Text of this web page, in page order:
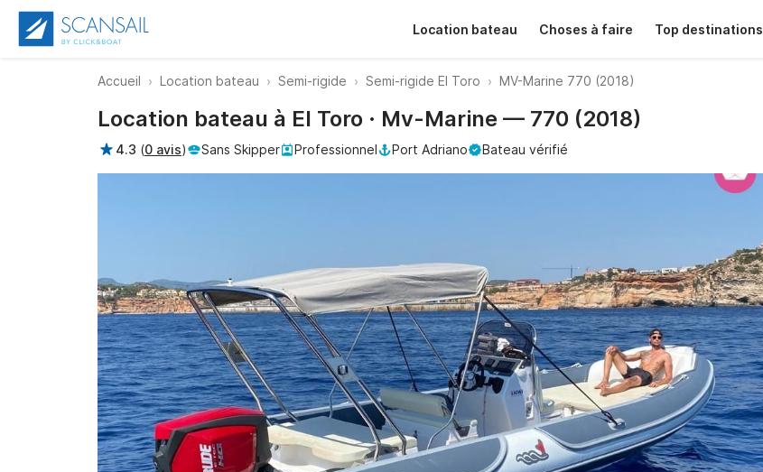
Location bateau Choses à faire Top destinations
Accueil Location bateau Semi-rigide Semi-rigide El Toro MV-Marine 770 (2018)
Location bateau à El Toro · Mv-Marine — 770 (2018)
4.3 (0 avis) Sans Skipper Professionnel Port Adriano Bateau vérifié